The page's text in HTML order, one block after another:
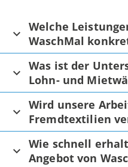
Welche
WaschMal
Was ist der
Lohn- und
Wird unsere
Fremdtextilien
Wie schnell
Angebot von